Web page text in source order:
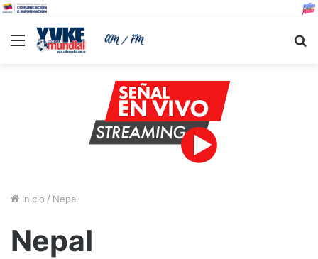
Menu
Inicio / Nepal
Nepal